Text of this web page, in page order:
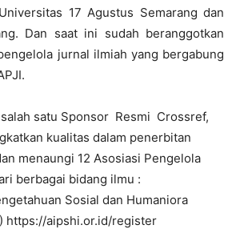
17 Agustus Semarang dan
Dan saat ini sudah beranggotkan
jurnal ilmiah yang bergabung
satu Sponsor Resmi Crossref,
kualitas dalam penerbitan
menaungi 12 Asosiasi Pengelola
berbagai bidang ilmu :
Sosial dan Humaniora
https://aipshi.or.id/register